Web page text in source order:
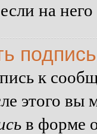
на
к
этого
в форме